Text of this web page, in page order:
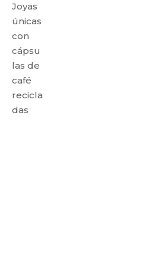
Joyas
únicas
con
cápsu
las de
café
recicla
das